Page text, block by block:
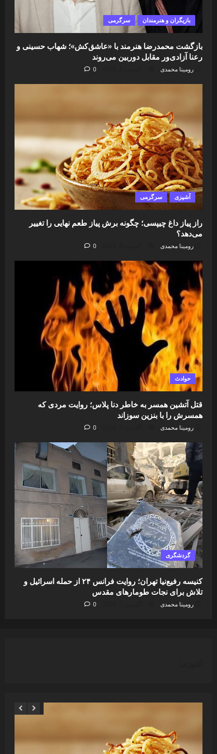
بازیگران و هنرمندان سرگرمی
بازگشت محمدرضا هنرمند با «عاشق‌کش»؛ شهاب حسینی و
رعنا آزادی‌ور مقابل دوربین می‌روند
رومینا محمدی 0
آشپزی سرگرمی
راز پیاز داغ چیپسی؛ چگونه برش پیاز طعم نهایی را تغییر
می‌دهد؟
رومینا محمدی 0
حوادث
قتل آتشین همسر به خاطر دنا پلاس؛ روایت مردی که
همسرش را با بنزین سوزاند
رومینا محمدی 0
گردشگری
کنیسه رفیع‌نیا تهران؛ روایت فرانس ۲۴ از حمله اسرائیل و
تلاش برای نجات طومارهای مقدس
رومینا محمدی 0